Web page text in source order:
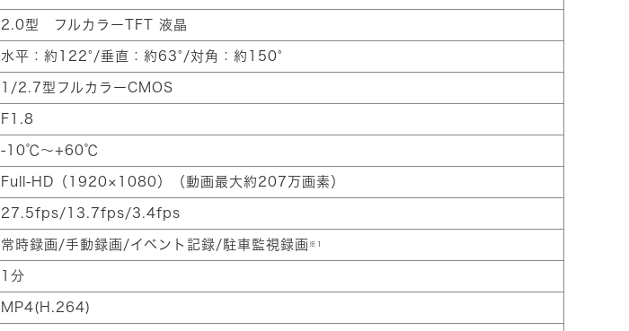
2.0型 フルカラーTFT 液晶
水平：約122°/垂直：約63°/対角：約150°
1/2.7型フルカラーCMOS
F1.8
-10℃～+60℃
Full-HD（1920×1080）（動画最大約207万画素）
27.5fps/13.7fps/3.4fps
常時録画/手動録画/イベント記録/駐車監視録画 ※1
1分
MP4(H.264)